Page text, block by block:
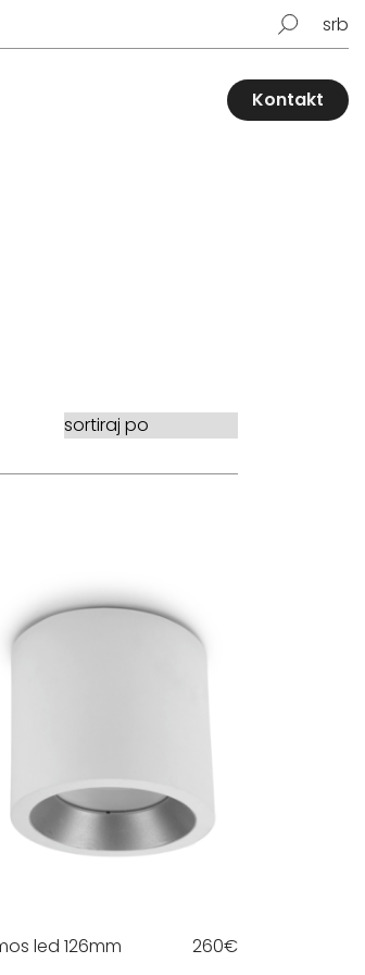
srb
Kontakt
led 126mm 260€